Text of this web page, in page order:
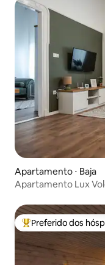
Apartamento ⋅ Baja
Apartamento Lux
Entre os melhores
Preferido dos